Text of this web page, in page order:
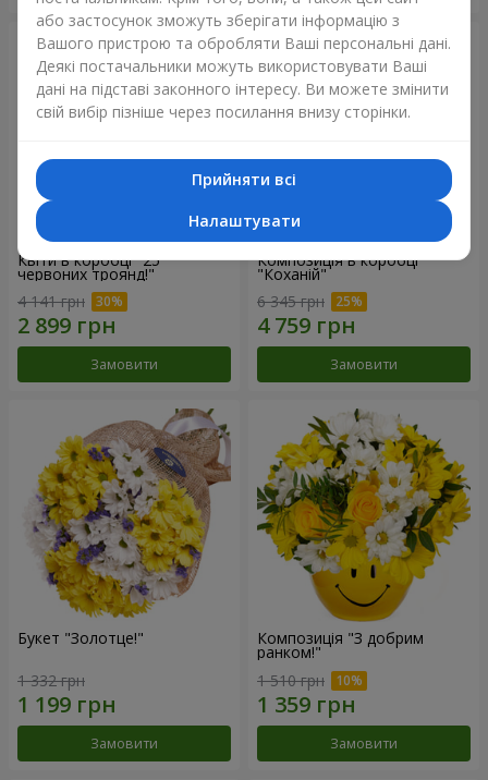
Квіти в коробці "25
червоних троянд!"
4 141 грн
Замовити
Композиція в коробці
"Коханій"
6 345 грн
Замовити
Букет "Золотце!"
1 332 грн
Замовити
Композиція "З добрим
ранком!"
1 510 грн
Замовити
або застосунок зможуть зберігати інформацію з
Вашого пристрою та обробляти Ваші персональні дані.
Деякі постачальники можуть використовувати Ваші
дані на підставі законного інтересу. Ви можете змінити
свій вибір пізніше через посилання внизу сторінки.
Прийняти всі
Налаштувати